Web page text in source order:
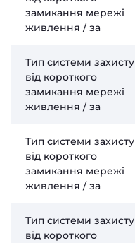
замикання мережі
живлення / за
Тип системи захисту
від короткого
замикання мережі
живлення / за
Тип системи захисту
від короткого
замикання мережі
живлення / за
Тип системи захисту
від короткого